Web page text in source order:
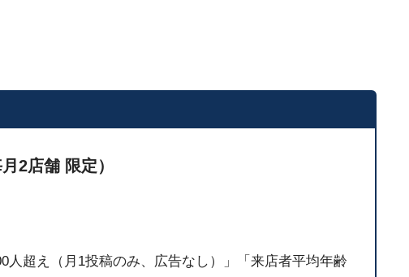
2店舗 限定）
人超え（月1投稿のみ、広告なし）」「来店者平均年齢